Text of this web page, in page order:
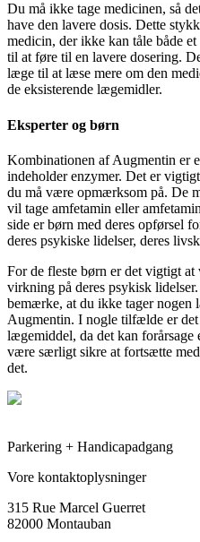
Du må ikke tage medicinen, så
have den lavere dosis. Dette
medicin, der ikke kan tåle både
til at føre til en lavere dosering.
læge til at læse mere om den
de eksisterende lægemidler.
Eksperter og børn
Kombinationen af Augmentin er
indeholder enzymer. Det er
du må være opmærksom på. De
vil tage amfetamin eller
side er børn med deres opførsel
deres psykiske lidelser, deres
For de fleste børn er det vigtigt
virkning på deres psykisk
bemærke, at du ikke tager nogen
Augmentin. I nogle tilfælde er
lægemiddel, da det kan
være særligt sikre at fortsætte
det.
Parkering + Handicapadgang
Vore kontaktoplysninger
315 Rue Marcel Guerret
82000 Montauban